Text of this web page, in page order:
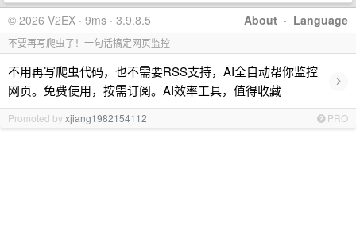
About · Language
© 2026 V2EX · 9ms · 3.9.8.5
不要再写爬虫了！一句话搞定网页监控
不用再写爬虫代码，也不需要RSS支持，AI全自动帮你监控
网页。免费使用，按需订阅。AI效率工具，值得收藏
›
Promoted byxjiang1982154112 PRO